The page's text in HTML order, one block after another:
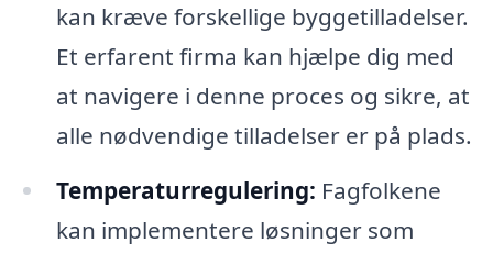
kan kræve forskellige byggetilladelser.
Et erfarent firma kan hjælpe dig med
at navigere i denne proces og sikre, at
alle nødvendige tilladelser er på plads.
Temperaturregulering: Fagfolkene
kan implementere løsninger som